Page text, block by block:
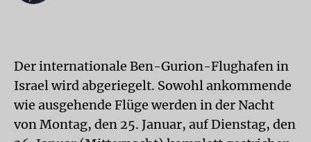
Der internationale Ben-Gurion-Flughafen in
Israel wird abgeriegelt. Sowohl ankommende
wie ausgehende Flüge werden in der Nacht
von Montag, den 25. Januar, auf Dienstag, den